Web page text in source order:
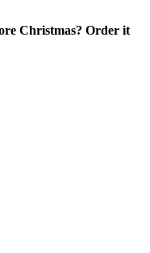
Christmas? Order it